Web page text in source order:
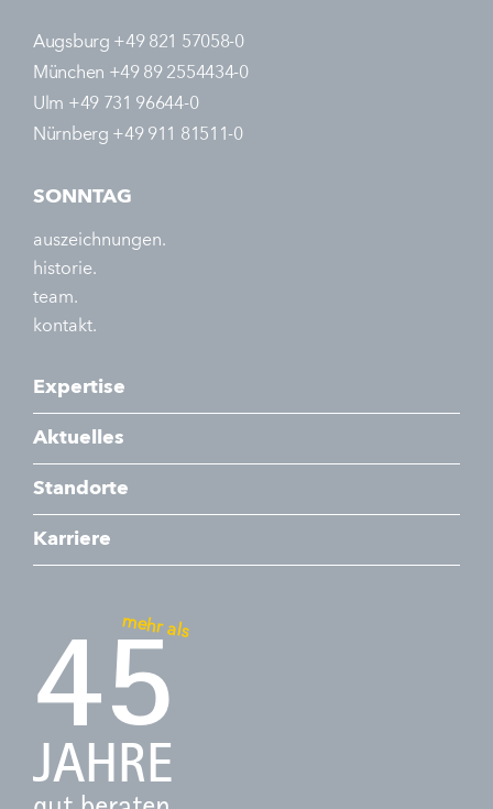
Augsburg +49 821 57058-0
München +49 89 2554434-0
Ulm +49 731 96644-0
Nürnberg +49 911 81511-0
SONNTAG
auszeichnungen.
historie.
team.
kontakt.
Expertise
Aktuelles
Standorte
Karriere
mehr als
45
JAHRE